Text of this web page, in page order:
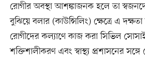
রোগীর অবস্থা আশঙ্কাজনক হলে তা
বুঝিয়ে বলার (কাউন্সিলিং) ক্ষেত্রে এ
রোগীদের কল্যাণে কাজ করা সিভিল
শক্তিশালীকরণ এবং স্বাস্থ্য প্রশাসনের